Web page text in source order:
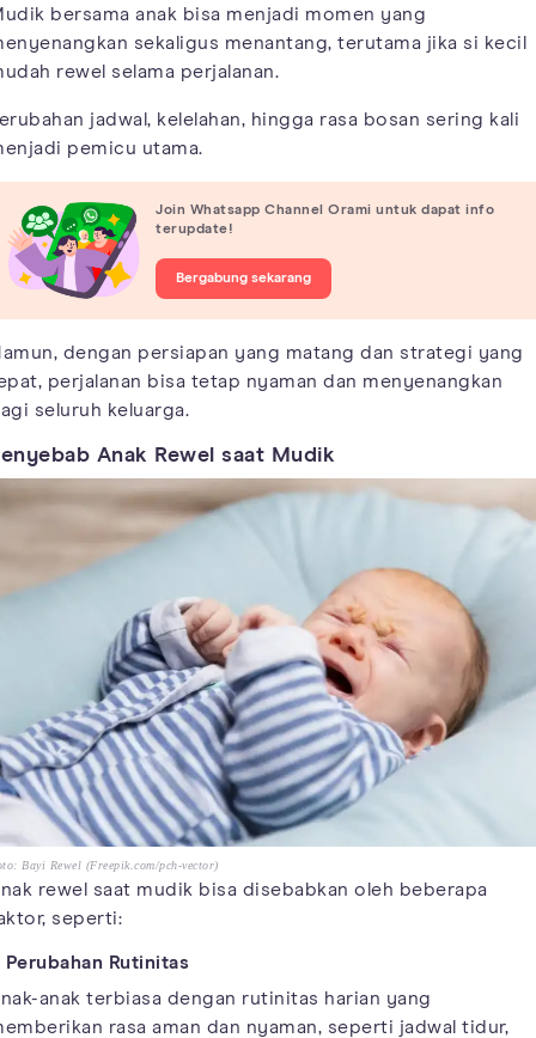
bersama anak bisa menjadi momen yang
sekaligus menantang, terutama jika si kecil
rewel selama perjalanan.
jadwal, kelelahan, hingga rasa bosan sering kali
pemicu utama.
Join Whatsapp Channel Orami untuk dapat info
terupdate!
Bergabung sekarang
dengan persiapan yang matang dan strategi yang
perjalanan bisa tetap nyaman dan menyenangkan
seluruh keluarga.
Anak Rewel saat Mudik
Bayi Rewel (Freepik.com/pch-vector)
rewel saat mudik bisa disebabkan oleh beberapa
seperti:
Perubahan Rutinitas
anak terbiasa dengan rutinitas harian yang
rasa aman dan nyaman, seperti jadwal tidur,